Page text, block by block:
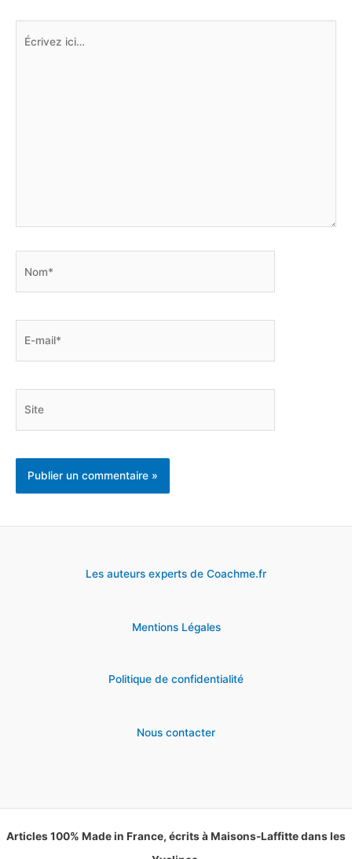
Les auteurs experts de Coachme.fr
Mentions Légales
Politique de confidentialité
Nous contacter
Articles 100% Made in France, écrits à Maisons-Laffitte dans les